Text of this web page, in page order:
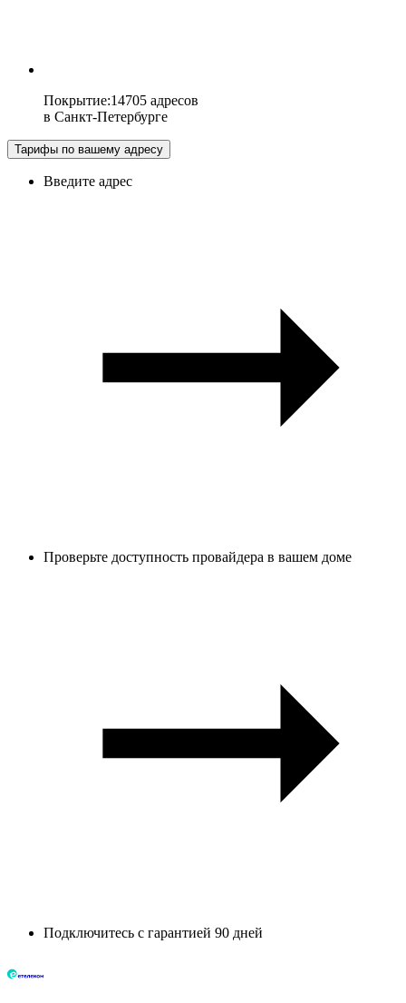
Покрытие:14705 адресов
в Санкт-Петербурге
Тарифы по вашему адресу
Введите адрес
Проверьте доступность провайдера в вашем доме
Подключитесь с гарантией 90 дней